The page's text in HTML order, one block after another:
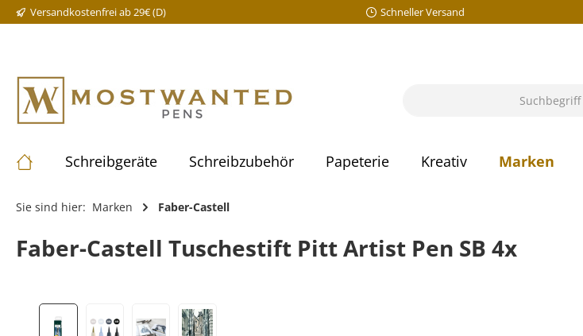
Versandkostenfrei ab 29€ (D) Schneller Versand
Schreibgeräte Schreibzubehör Papeterie Kreativ Marken
Sie sind hier: Marken Faber-Castell
Faber-Castell Tuschestift Pitt Artist Pen SB 4x